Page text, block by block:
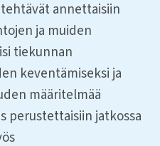
annettaisiin
ja muiden
tiekunnan
keventämiseksi ja
määritelmää
perustettaisiin jatkossa